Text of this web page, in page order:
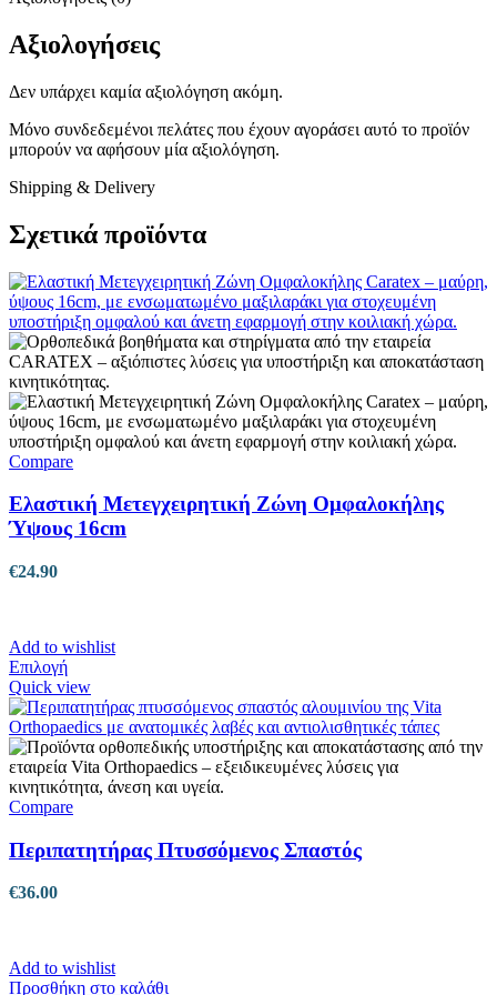
Αξιολογήσεις
Δεν υπάρχει καμία αξιολόγηση ακόμη.
Μόνο συνδεδεμένοι πελάτες που έχουν αγοράσει αυτό το προϊόν
μπορούν να αφήσουν μία αξιολόγηση.
Shipping & Delivery
Σχετικά προϊόντα
Compare
Ελαστική Μετεγχειρητική Ζώνη Ομφαλοκήλης
Ύψους 16cm
€24.90
Add to wishlist
ΕπιλογήΑυτό
το
προϊόν
έχει
πολλαπλές
παραλλαγές.
Οι
επιλογές
να
επιλεγούν
Quick view
Compare
Περιπατητήρας Πτυσσόμενος Σπαστός
€36.00
Add to wishlist
Προσθήκη στο καλάθι